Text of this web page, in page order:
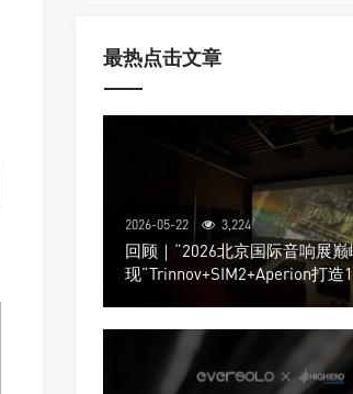
最热点击文章
2026-05-22 3,224
回顾｜“2026北京国际音响展巅
现”Trinnov+SIM2+Aperion打造